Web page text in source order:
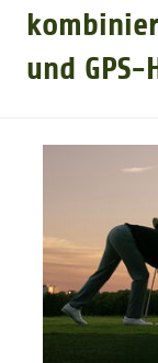
GOLFTURNIERE
GOLFHOTELS
und